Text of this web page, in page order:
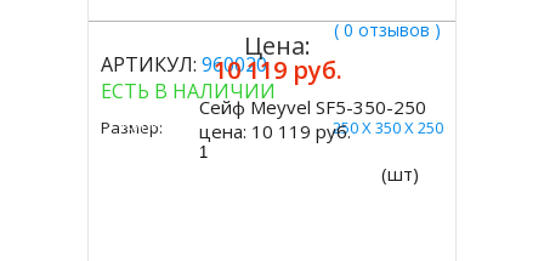
( 0 отзывов )
АРТИКУЛ: 960020
ЕСТЬ В НАЛИЧИИ
Размер: 250 Х 350 Х 250
Цена:
10 119 руб.
Купить
Сейф Meyvel SF5-350-250
цена: 10 119 руб.
(шт)